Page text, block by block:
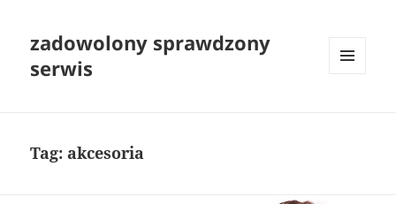
zadowolony sprawdzony
serwis
Tag: akcesoria